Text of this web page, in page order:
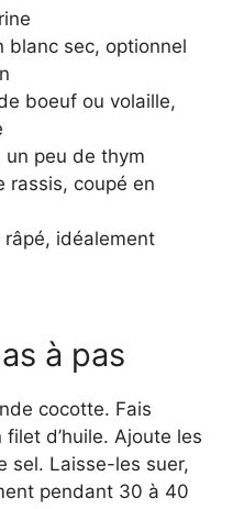
blanc sec, optionnel
boeuf ou volaille,
un peu de thym
rassis, coupé en
idéalement
à pas
cocotte. Fais
d’huile. Ajoute les
sel. Laisse-les suer,
pendant 30 à 40